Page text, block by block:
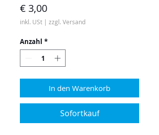
€ 3,00Preis
inkl. USt | zzgl. Versand
Anzahl *
In den Warenkorb
Sofortkauf